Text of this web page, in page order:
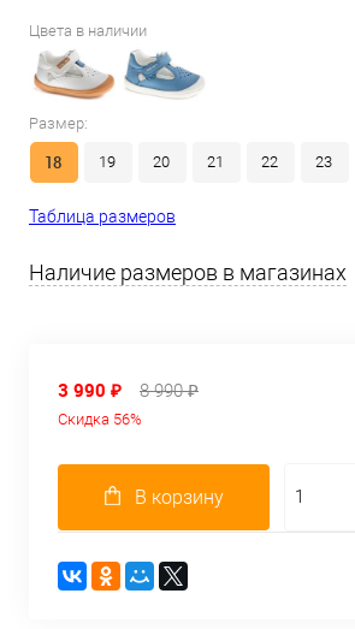
Цвета в наличии
Размер:
18 19 20 21 22 23
Таблица размеров
Наличие размеров в магазинах
3 990 ₽ 8 990 ₽
Скидка 56%
В корзину